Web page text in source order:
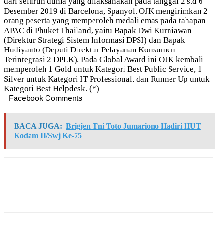
Desember 2019 di Barcelona, Spanyol. OJK mengirimkan 2
orang peserta yang memperoleh medali emas pada tahapan
APAC di Phuket Thailand, yaitu Bapak Dwi Kurniawan
(Direktur Strategi Sistem Informasi DPSI) dan Bapak
Hudiyanto (Deputi Direktur Pelayanan Konsumen
Terintegrasi 2 DPLK). Pada Global Award ini OJK kembali
memperoleh 1 Gold untuk Kategori Best Public Service, 1
Silver untuk Kategori IT Professional, dan Runner Up untuk
Kategori Best Helpdesk. (*)
Facebook Comments
BACA JUGA: Brigjen Tni Toto Jumariono Hadiri HUT
Kodam II/Swj Ke-75